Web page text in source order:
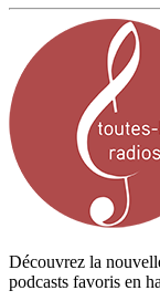
Découvrez la
podcasts favoris en